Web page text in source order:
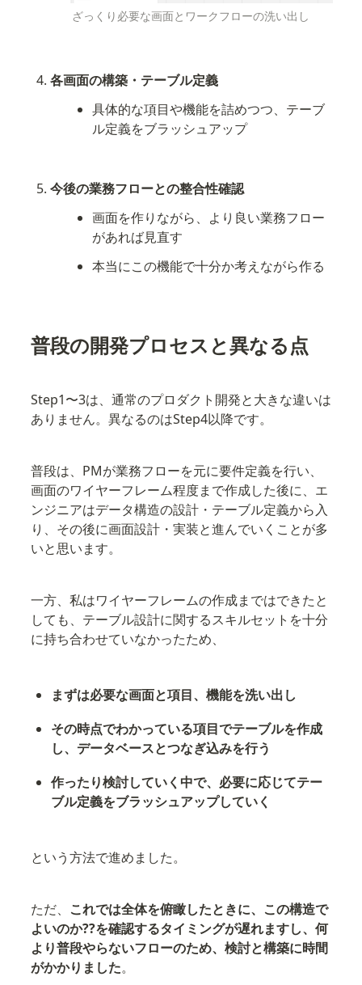
ざっくり必要な画面とワークフローの洗い出し
各画面の構築・テーブル定義
具体的な項目や機能を詰めつつ、テーブ
ル定義をブラッシュアップ
今後の業務フローとの整合性確認
画面を作りながら、より良い業務フロー
があれば見直す
本当にこの機能で十分か考えながら作る
普段の開発プロセスと異なる点
Step1〜3は、通常のプロダクト開発と大きな違いは
ありません。異なるのはStep4以降です。
普段は、PMが業務フローを元に要件定義を行い、
画面のワイヤーフレーム程度まで作成した後に、エ
ンジニアはデータ構造の設計・テーブル定義から入
り、その後に画面設計・実装と進んでいくことが多
いと思います。
一方、私はワイヤーフレームの作成まではできたと
しても、テーブル設計に関するスキルセットを十分
に持ち合わせていなかったため、
まずは必要な画面と項目、機能を洗い出し
その時点でわかっている項目でテーブルを作成
し、データベースとつなぎ込みを行う
作ったり検討していく中で、必要に応じてテー
ブル定義をブラッシュアップしていく
という方法で進めました。
ただ、 これでは全体を俯瞰したときに、この構造で
よいのか??を確認するタイミングが遅れますし、何
より普段やらないフローのため、検討と構築に時間
がかかりました。